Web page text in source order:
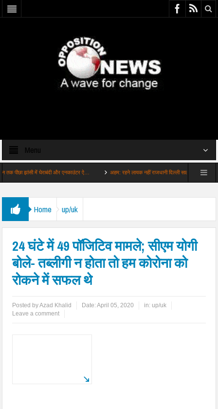
Menu
झांसी में घेराबंदी और एनकाउंटर ऐ… अहम: रहने लायक नहीं राजधानी दिल्ली साल में 165 दिन जहरीली…
Home up/uk
24 घंटे में 49 पॉजिटिव मामले; सीएम योगी
बोले- तब्लीगी न होता तो हम कोरोना को
रोकने में सफल थे
Posted byAzad Khalid Date:April 05, 2020 in: up/uk
Leave a comment